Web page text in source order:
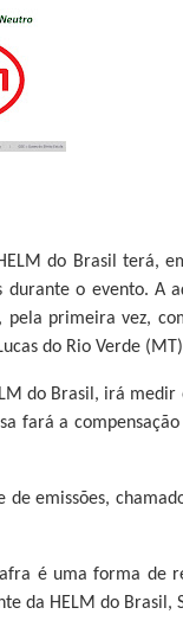
do Brasil terá,
o evento. A
primeira vez,
do Rio Verde
do Brasil, irá medir
fará a
emissões,
é uma forma de
da HELM do Brasil,